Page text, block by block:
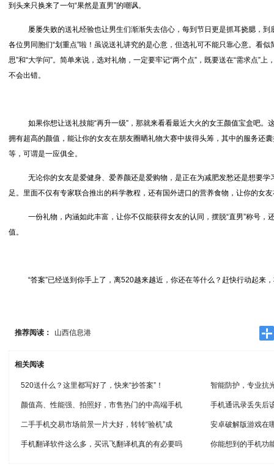
到头来只换来了一句“果然是直男”的嘲讽。
屡屡失败的送礼经验也让男生们渐渐失去信心，每到节日更是抓耳挠腮，
各位男同胞们“划重点”啦！虽说送礼讲究的是心意，但选礼可不能只靠心意。看
思”和“大学问”。简单来说，选对礼物，一定要牢记“两个点”，既要送在“需求点”
不会出错。
如果你想让送礼技能“再升一级”，那就来看看最近大火的女王颜值宝盒吧。
拥有超高的颜值，能让你的女友在朋友圈晒礼物大赛中拔得头筹，其中的服务还
等，可谓是一应俱全。
无论你的女友是爱健身、爱养颜还是爱购物，是正在为减肥发愁还是想要
足。里面不仅有专家联合推出的科学教程，还有国外进口的营养食物，让你的女
一份礼物，内涵如此丰富，让你不仅能获得女友的认同，摆脱“直男”称号，
值。
“答案”已经送到你手上了，离520越来越近，你还在等什么？赶快行动起来
推荐阅读： 山西信息港
相关阅读
520送什么？这里都写好了，快来“抄答案”！ 智能防护，专业抗
颜值高、性能强、拍照好，市售热门的中高端手机 手机通讯录丢失后
二手手机交易市场前景一片大好，转转“验机”成 安卓破解版游戏在
手机翻译软件这么多，买讯飞翻译机真的有必要吗 你能想到的手机功